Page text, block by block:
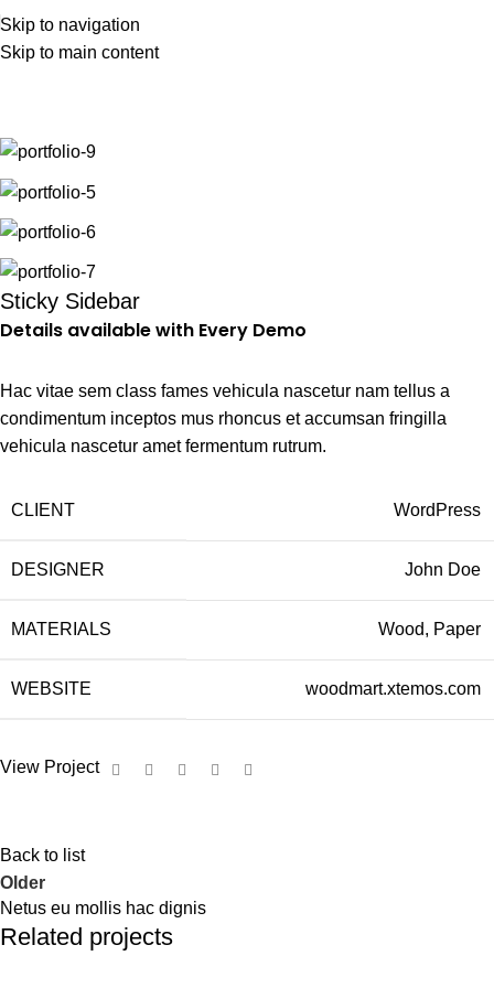
Skip to navigation
Skip to main content
Portfolio
Sticky Sidebar
Details available with Every Demo
Hac vitae sem class fames vehicula nascetur nam tellus a
condimentum inceptos mus rhoncus et accumsan fringilla
vehicula nascetur amet fermentum rutrum.
CLIENT WordPress
DESIGNER John Doe
MATERIALS Wood, Paper
WEBSITE woodmart.xtemos.com
View Project
Back to list
Older
Netus eu mollis hac dignis
Related projects